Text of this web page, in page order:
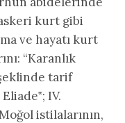
kurt gibi
ve hayatı kurt
“Karanlık
tarif
IV.
istilalarının,